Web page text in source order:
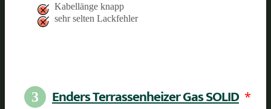
Kabellänge knapp
sehr selten Lackfehler
3 Enders Terrassenheizer Gas SOLID *